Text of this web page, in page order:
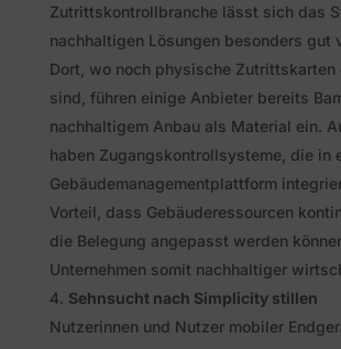
Zutrittskontrollbranche lässt sich das
nachhaltigen Lösungen besonders gut
Dort, wo noch physische Zutrittskarten
sind, führen einige Anbieter bereits
nachhaltigem Anbau als Material ein.
haben Zugangskontrollsysteme, die in
Gebäudemanagementplattform
Vorteil, dass Gebäuderessourcen
die Belegung angepasst werden
Unternehmen somit nachhaltiger
Sehnsucht nach Simplicity stillen
Nutzerinnen und Nutzer mobiler